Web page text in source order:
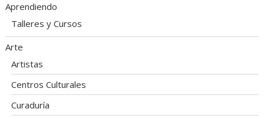
Aprendiendo
Talleres y Cursos
Arte
Artistas
Centros Culturales
Curaduría